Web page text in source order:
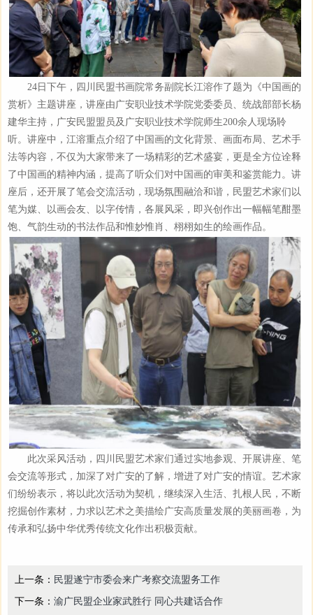
24日下午，四川民盟书画院常务副院长江溶作了题为《中国画的
赏析》主题讲座，讲座由广安职业技术学院党委委员、统战部部长杨
建华主持，广安民盟盟员及广安职业技术学院师生200余人现场聆
听。讲座中，江溶重点介绍了中国画的文化背景、画面布局、艺术手
法等内容，不仅为大家带来了一场精彩的艺术盛宴，更是全方位诠释
了中国画的精神内涵，提高了听众们对中国画的审美和鉴赏能力。讲
座后，还开展了笔会交流活动，现场氛围融洽和谐，民盟艺术家们以
笔为媒、以画会友、以字传情，各展风采，即兴创作出一幅幅笔酣墨
饱、气韵生动的书法作品和惟妙惟肖、栩栩如生的绘画作品。
此次采风活动，四川民盟艺术家们通过实地参观、开展讲座、笔
会交流等形式，加深了对广安的了解，增进了对广安的情谊。艺术家
们纷纷表示，将以此次活动为契机，继续深入生活、扎根人民，不断
挖掘创作素材，力求以艺术之美描绘广安高质量发展的美丽画卷，为
传承和弘扬中华优秀传统文化作出积极贡献。
上一条： 民盟遂宁市委会来广考察交流盟务工作
下一条： 渝广民盟企业家武胜行 同心共建话合作